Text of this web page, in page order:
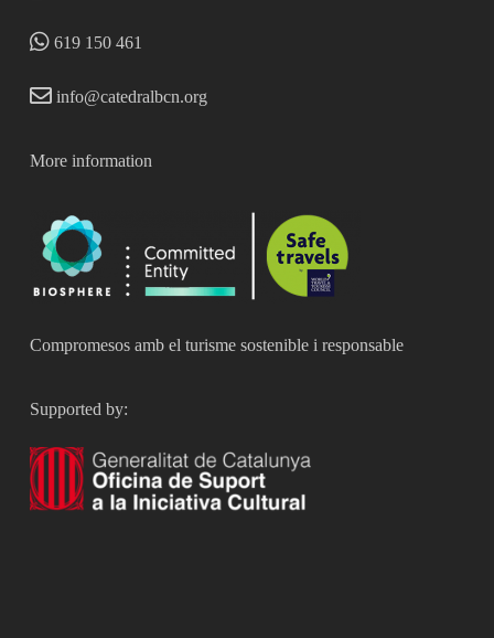
619 150 461
info@catedralbcn.org
More information
Compromesos amb el turisme sostenible i responsable
Supported by: